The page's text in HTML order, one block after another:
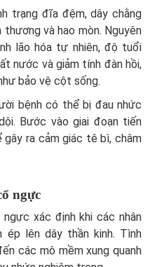
trạng đĩa đệm, dây chằng
và hao mòn. Nguyên
lão hóa tự nhiên, độ tuổi
nước và giảm tính đàn hồi,
bảo vệ cột sống.
bệnh có thể bị đau nhức
Bước vào giai đoạn tiến
ra cảm giác tê bì, châm
ngực
xác định khi các nhân
ép lên dây thần kinh. Tình
các mô mềm xung quanh